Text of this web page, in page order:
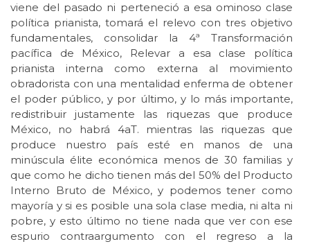
viene del pasado ni perteneció a esa ominoso clase
política prianista, tomará el relevo con tres objetivo
fundamentales, consolidar la 4ª Transformación
pacífica de México, Relevar a esa clase política
prianista interna como externa al movimiento
obradorista con una mentalidad enferma de obtener
el poder público, y por último, y lo más importante,
redistribuir justamente las riquezas que produce
México, no habrá 4aT. mientras las riquezas que
produce nuestro país esté en manos de una
minúscula élite económica menos de 30 familias y
que como he dicho tienen más del 50% del Producto
Interno Bruto de México, y podemos tener como
mayoría y si es posible una sola clase media, ni alta ni
pobre, y esto último no tiene nada que ver con ese
espurio contraargumento con el regreso a la